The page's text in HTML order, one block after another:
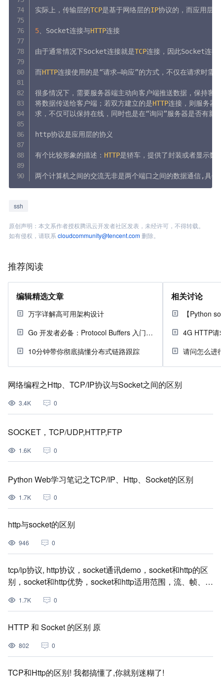
实际上，传输层的TCP是基于网络层的IP协议的，而应用层的
5 、Socket连接与HTTP连接
由于通常情况下Socket连接就是TCP连接，因此Socket连接
而HTTP连接使用的是“请求—响应”的方式，不仅在请求时需
很多情况下，需要服务器端主动向客户端推送数据，保持
将数据传送给客户端；若双方建立的是HTTP连接，则服务器
求，不仅可以保持在线，同时也是在“询问”服务器是否有新
http协议是应用层的协义
有个比较形象的描述： HTTP是轿车，提供了封装或者显示
两个计算机之间的交流无非是两个端口之间的数据通信,具体
ssh
原创声明：本文系作者授权腾讯云开发者社区发表，未经许可，不得转载。
如有侵权，请联系 cloudcommunity@tencent.com删除。
推荐阅读
编辑精选文章
万字详解高可用架构设计
Go 开发者必备：Protocol Buffers 入门指南
10分钟带你彻底搞懂分布式链路跟踪
相关讨论
【Python
4G HTTP
网络编程之Http、TCP/IP协议与Socket之间的区别
3.4K 0
SOCKET，TCP/UDP,HTTP,FTP
1.6K 0
Python Web学习笔记之TCP/IP、Http、Socket的区别
1.7K 0
http与socket的区别
946 0
tcp/ip协议, http协议，socket通讯demo，socket和http的区
别，socket和http优势，socket和http适用范围，流、帧、
1.7K 0
HTTP 和 Socket 的区别 原
802 0
TCP和Http的区别! 我都搞懂了,你就别迷糊了!